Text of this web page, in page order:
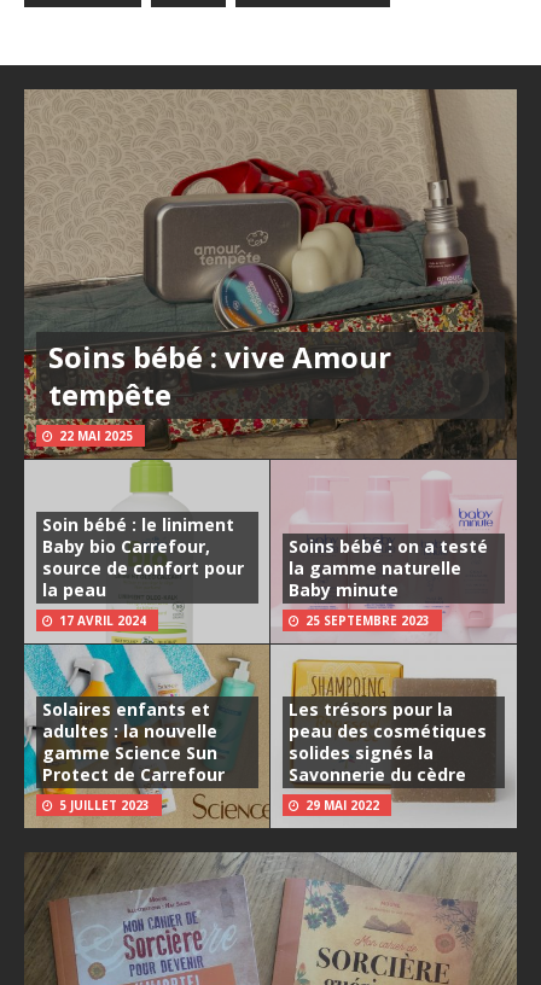
Soins bébé : vive Amour
tempête
22 MAI 2025
Soin bébé : le liniment
Baby bio Carrefour,
source de confort pour
la peau
17 AVRIL 2024
Soins bébé : on a testé
la gamme naturelle
Baby minute
25 SEPTEMBRE 2023
Solaires enfants et
adultes : la nouvelle
gamme Science Sun
Protect de Carrefour
5 JUILLET 2023
Les trésors pour la
peau des cosmétiques
solides signés la
Savonnerie du cèdre
29 MAI 2022